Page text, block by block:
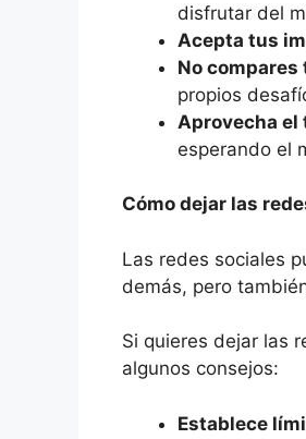
disfrutar del
Acepta tus
No compares
propios
Aprovecha el
esperando el
Cómo dejar las
Las redes sociales
demás, pero
Si quieres dejar las
algunos consejos:
Establece